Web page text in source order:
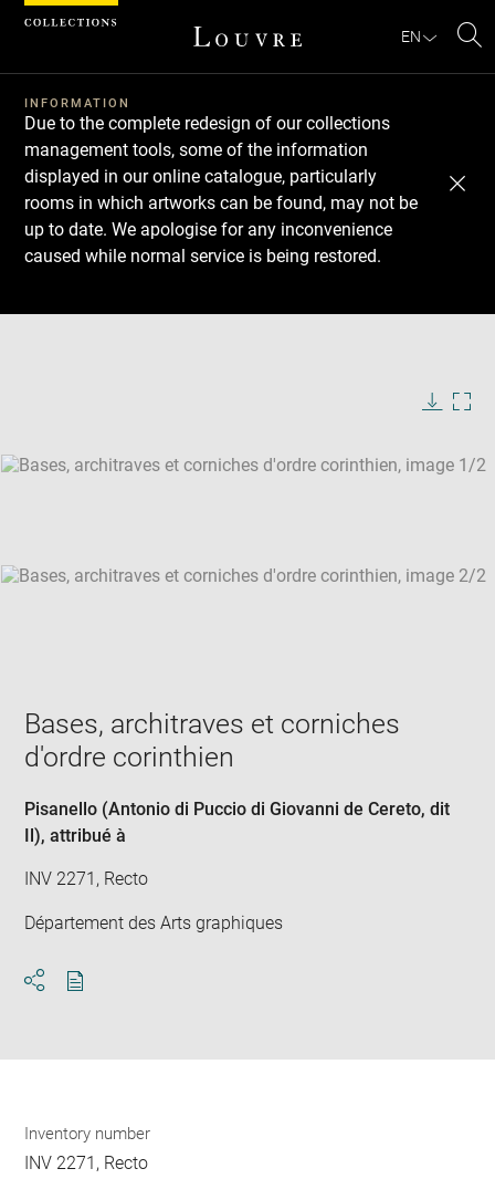
EN
INFORMATION
Due to the complete redesign of our collections
management tools, some of the information
displayed in our online catalogue, particularly
rooms in which artworks can be found, may not be
up to date. We apologise for any inconvenience
caused while normal service is being restored.
in
SKIP IMAGE CAROUSEL
Download
Next
Previous
Bases, architraves et corniches
d'ordre corinthien
Pisanello (Antonio di Puccio di Giovanni de Cereto, dit
Il), attribué à
INV 2271, Recto
Département des Arts graphiques
Inventory number
INV 2271, Recto
Cookies management panel